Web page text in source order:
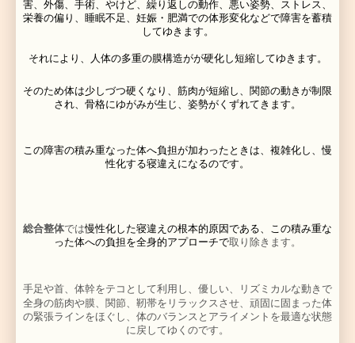
寝ている間だけでなく、起きている時でも、ちょっと
で痛みが走りうごかせなくなったり、小さな違和感が
ります。
・起きたら首が動かない
・首に何となく違和感があったが、時間がたつにつれ
〜寝違え治療の基本方針〜